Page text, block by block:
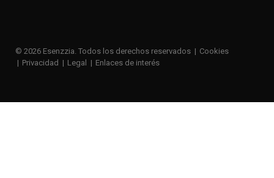
© 2026 Esenzzia. Todos los derechos reservados
Cookies
Privacidad
Legal Enlaces de interés